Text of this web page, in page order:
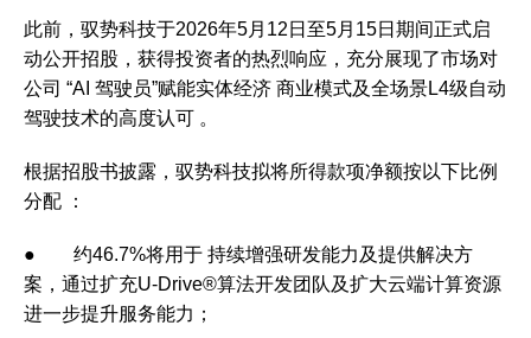
此前，驭势科技于2026年5月12日至5月15日期间正式启
动公开招股，获得投资者的热烈响应，充分展现了市场对
公司 “AI 驾驶员”赋能实体经济 商业模式及全场景L4级自动
驾驶技术的高度认可 。
根据招股书披露，驭势科技拟将所得款项净额按以下比例
分配 ：
● 约46.7%将用于 持续增强研发能力及提供解决方
案，通过扩充U-Drive®算法开发团队及扩大云端计算资源
进一步提升服务能力；